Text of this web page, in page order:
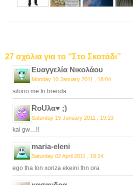
27 σχόλια για το “Στο Σκοτάδι”
Ευαγγελία Νικολάου
Monday 10 January 2011 , 18:04
sifono me tn brenda
RoUλα♥ ;)
Saturday 15 January 2011 , 19:13
kai gw…!!
maria-eleni
Saturday 02 April 2011 , 18:24
ego tha ton xoriza ekeini thn ora